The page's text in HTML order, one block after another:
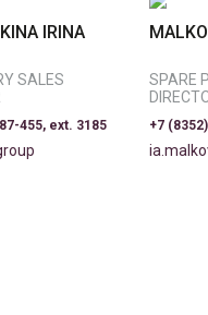
IRINA
SALES
455, ext. 3185
SPARE
+7